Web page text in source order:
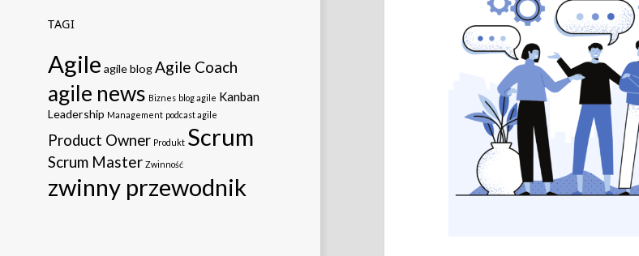
TAGI
Agile agile blogAgile Coach
agile news Biznes blog agile Kanban
Leadership Management podcast agile
Product Owner Produkt Scrum
Scrum Master Zwinność
zwinny przewodnik